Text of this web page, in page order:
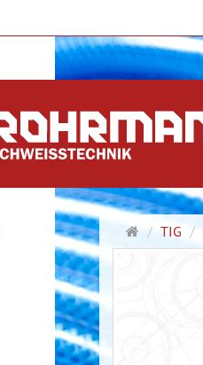
Pagina
principale
TIG